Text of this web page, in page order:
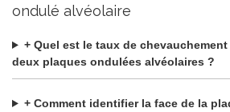
ondulé alvéolaire
+ Quel est le taux de
deux plaques ondulées alvéolaires ?
+ Comment identifier la face de la